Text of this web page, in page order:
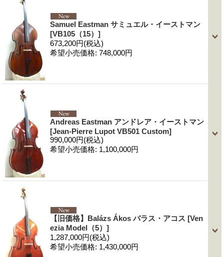
Samuel Eastman サミュエル・イーストマン
[VB105（15）]
673,200円(税込)
希望小売価格: 748,000円
Andreas Eastman アンドレア・イーストマン
[Jean-Pierre Lupot VB501 Custom]
990,000円(税込)
希望小売価格: 1,100,000円
【旧価格】Balázs Ákos バラス・アコス [Ven
ezia Model（5）]
1,287,000円(税込)
希望小売価格: 1,430,000円